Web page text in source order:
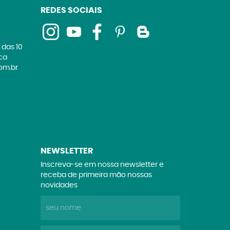
10
REDES SOCIAIS
NEWSLETTER
Inscreva-se em nossa newsletter e
receba de primeira mão nossas
novidades